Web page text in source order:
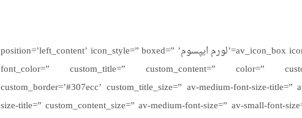
[av_icon_box icon=’ue80a’ font=’entypo-fontello’ title=’لورم ایپسوم’ position=’left_content’ icon_style=” boxed=”
font_color=” custom_title=” custom_content=” color=”
custom_border=’#307ecc’ custom_title_size=” av-medium-font-size-
size-title=” custom_content_size=” av-medium-font-size=” av-small-font-